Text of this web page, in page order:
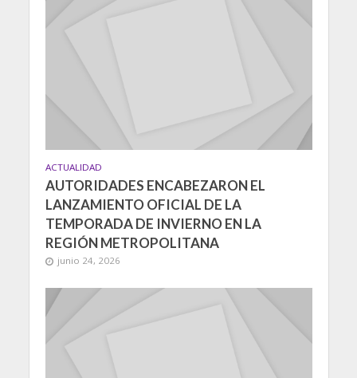
ACTUALIDAD
AUTORIDADES ENCABEZARON EL
LANZAMIENTO OFICIAL DE LA
TEMPORADA DE INVIERNO EN LA
REGIÓN METROPOLITANA
junio 24, 2026